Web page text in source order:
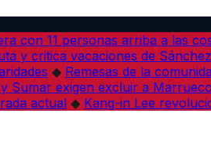
con 11 personas arriba a las
y critica vacaciones de Sánchez
◆ Remesas de la
Sumar exigen excluir a
actual ◆ Kang-in Lee